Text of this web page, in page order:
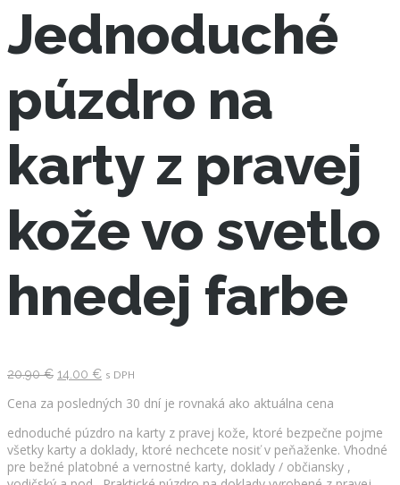
Jednoduché
púzdro na
karty z pravej
kože vo svetlo
hnedej farbe
20.90€ Pôvodná
bola:
20.90 €.
14.00 € Aktuálna
je:
14.00 €.
s DPH
Cena za posledných 30 dní je rovnaká ako aktuálna cena
ednoduché púzdro na karty z pravej kože, ktoré bezpečne pojme
všetky karty a doklady, ktoré nechcete nosiť v peňaženke. Vhodné
pre bežné platobné a vernostné karty, doklady / občiansky ,